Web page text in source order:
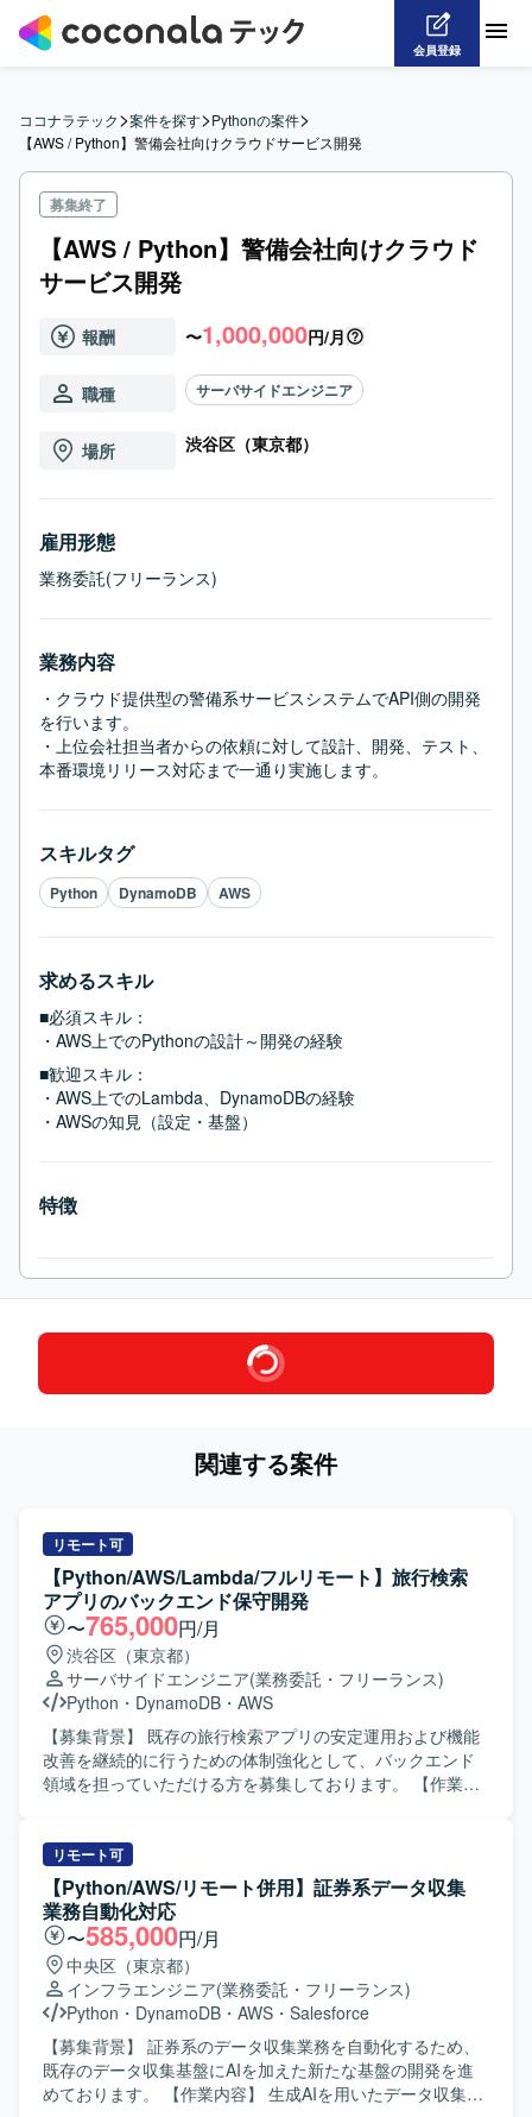
会員登録
ココナラテック>案件を探す>Pythonの案件>
【AWS / Python】警備会社向けクラウドサービス開発
募集終了
【AWS / Python】警備会社向けクラウド
サービス開発
報酬 〜1,000,000円/月
職種 サーバサイドエンジニア
場所 渋谷区（東京都）
雇用形態
業務委託(フリーランス)
業務内容
・クラウド提供型の警備系サービスシステムでAPI側の開発
を行います。
・上位会社担当者からの依頼に対して設計、開発、テスト、
本番環境リリース対応まで一通り実施します。
スキルタグ
Python DynamoDB AWS
求めるスキル
■必須スキル：
・AWS上でのPythonの設計～開発の経験
■歓迎スキル：
・AWS上でのLambda、DynamoDBの経験
・AWSの知見（設定・基盤）
特徴
関連する案件
リモート可
【Python/AWS/Lambda/フルリモート】旅行検索
アプリのバックエンド保守開発
〜765,000円/月
渋谷区（東京都）
サーバサイドエンジニア(業務委託・フリーランス)
Python ・ DynamoDB ・ AWS
【募集背景】 既存の旅行検索アプリの安定運用および機能
改善を継続的に行うための体制強化として、バックエンド
領域を担っていただける方を募集しております。 【作業内
加し、要件や仕様の確認を行いながら、AWS Lambdaや
Pythonを用いて機能追加や修正を実施していただきます。
また、仕様調整の打ち合わせに参加し、要件を踏まえた設
計や実装方針の検討にも関わっていただきます。 【求める
人物像】 クライアントとのコミュニケーションを取りなが
ら主体的に開発を進められる方を求めております。要件や
仕様を正確に理解し、自ら課題を抽出して改善提案ができ
る方、チーム開発において協調性を持って取り組める方に
ご活躍いただける環境です。 【ポジションの魅力】 既存サ
ービスの保守開発を通じて、AWSを中心としたクラウドネ
イティブなバックエンド開発経験を積むことができます。
リモート可
【Python/AWS/リモート併用】証券系データ収集
業務自動化対応
〜585,000円/月
中央区（東京都）
インフラエンジニア(業務委託・フリーランス)
Python ・ DynamoDB ・ AWS ・ Salesforce
【募集背景】 証券系のデータ収集業務を自動化するため、
既存のデータ収集基盤にAIを加えた新たな基盤の開発を進
めております。 【作業内容】 生成AIを用いたデータ収集の